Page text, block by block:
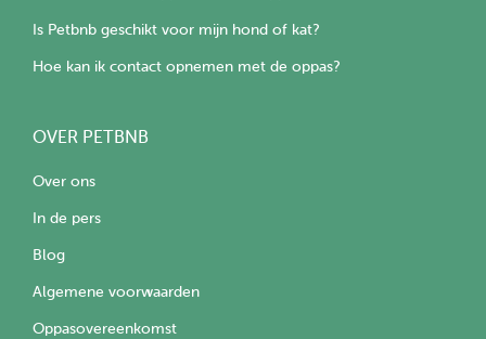
Is Petbnb geschikt voor mijn hond of kat?
Hoe kan ik contact opnemen met de oppas?
OVER PETBNB
Over ons
In de pers
Blog
Algemene voorwaarden
Oppasovereenkomst